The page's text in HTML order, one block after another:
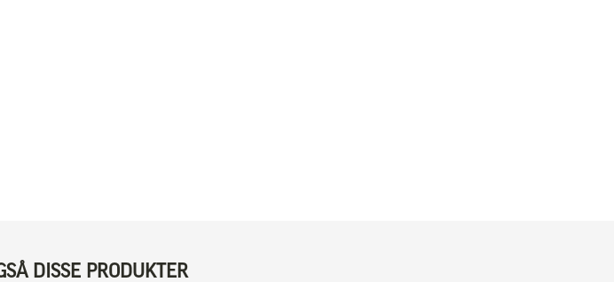
DISSE PRODUKTER